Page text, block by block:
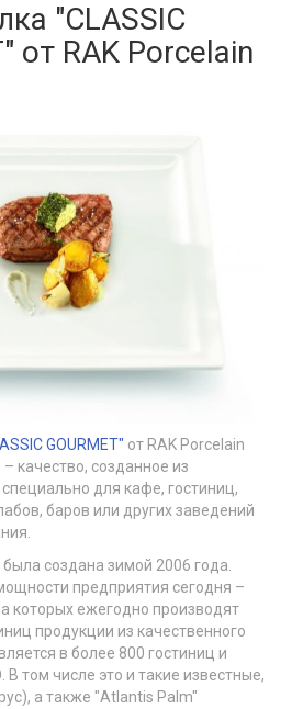
"CLASSIC
от RAK Porcelain
GOURMET" от RAK Porcelain
качество, созданное из
для кафе, гостиниц,
баров или других заведений
была создана зимой 2006 года.
предприятия сегодня –
которых ежегодно производят
продукции из качественного
в более 800 гостиниц и
В том числе это и такие известные,
а также "Atlantis Palm"